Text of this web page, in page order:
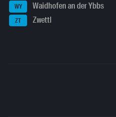
WY Waidhofen an der Ybbs
ZT Zwettl